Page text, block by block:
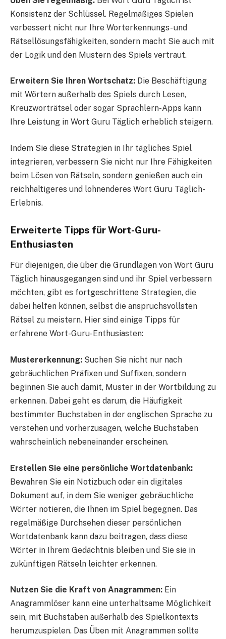
Konsistenz der Schlüssel. Regelmäßiges Spielen
verbessert nicht nur Ihre Worterkennungs- und
Rätsellösungsfähigkeiten, sondern macht Sie auch mit
der Logik und den Mustern des Spiels vertraut.
Erweitern Sie Ihren Wortschatz: Die Beschäftigung
mit Wörtern außerhalb des Spiels durch Lesen,
Kreuzworträtsel oder sogar Sprachlern-Apps kann
Ihre Leistung in Wort Guru Täglich erheblich steigern.
Indem Sie diese Strategien in Ihr tägliches Spiel
integrieren, verbessern Sie nicht nur Ihre Fähigkeiten
beim Lösen von Rätseln, sondern genießen auch ein
reichhaltigeres und lohnenderes Wort Guru Täglich-
Erlebnis.
Erweiterte Tipps für Wort-Guru-
Enthusiasten
Für diejenigen, die über die Grundlagen von Wort Guru
Täglich hinausgegangen sind und ihr Spiel verbessern
möchten, gibt es fortgeschrittene Strategien, die
dabei helfen können, selbst die anspruchsvollsten
Rätsel zu meistern. Hier sind einige Tipps für
erfahrene Wort-Guru-Enthusiasten:
Mustererkennung: Suchen Sie nicht nur nach
gebräuchlichen Präfixen und Suffixen, sondern
beginnen Sie auch damit, Muster in der Wortbildung zu
erkennen. Dabei geht es darum, die Häufigkeit
bestimmter Buchstaben in der englischen Sprache zu
verstehen und vorherzusagen, welche Buchstaben
wahrscheinlich nebeneinander erscheinen.
Erstellen Sie eine persönliche Wortdatenbank:
Bewahren Sie ein Notizbuch oder ein digitales
Dokument auf, in dem Sie weniger gebräuchliche
Wörter notieren, die Ihnen im Spiel begegnen. Das
regelmäßige Durchsehen dieser persönlichen
Wortdatenbank kann dazu beitragen, dass diese
Wörter in Ihrem Gedächtnis bleiben und Sie sie in
zukünftigen Rätseln leichter erkennen.
Nutzen Sie die Kraft von Anagrammen: Ein
Anagrammlöser kann eine unterhaltsame Möglichkeit
sein, mit Buchstaben außerhalb des Spielkontexts
herumzuspielen. Das Üben mit Anagrammen sollte